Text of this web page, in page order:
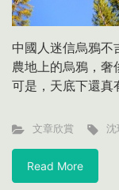
中國人迷信烏鴉不
農地上的烏鴉，奢
可是，天底下還真
文章欣賞 沈
Read More